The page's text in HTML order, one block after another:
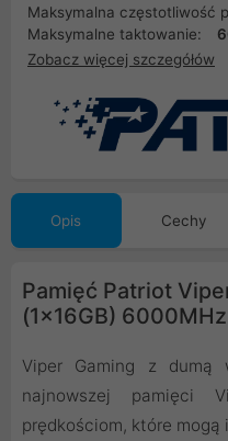
Maksymalna częstotliwość
Maksymalne taktowanie:
Zobacz więcej szczegółów
Opis Cechy
Pamięć Patriot
(1x16GB)
Viper Gaming z dumą
najnowszej pamięci
prędkościom, które mogą